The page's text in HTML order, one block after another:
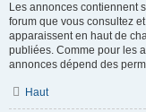
Les annonces contiennent
forum que vous consultez
apparaissent en haut de
publiées. Comme pour les
annonces dépend des
Haut